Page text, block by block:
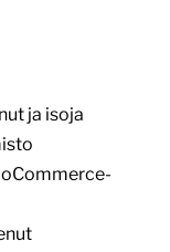
ja isoja